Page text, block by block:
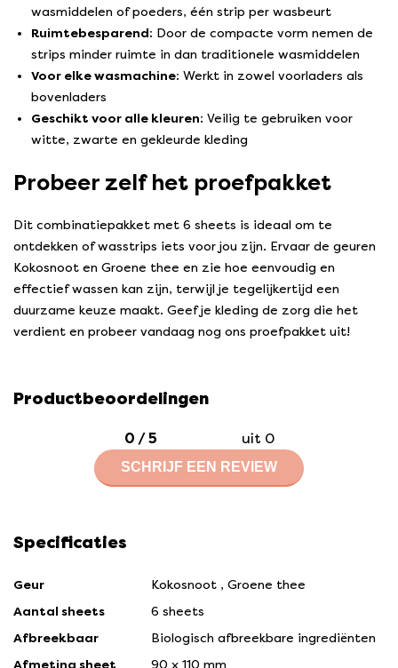
wasmiddelen of poeders, één strip per wasbeurt
Ruimtebesparend: Door de compacte vorm nemen de
strips minder ruimte in dan traditionele wasmiddelen
Voor elke wasmachine: Werkt in zowel voorladers als
bovenladers
Geschikt voor alle kleuren: Veilig te gebruiken voor
witte, zwarte en gekleurde kleding
Probeer zelf het proefpakket
Dit combinatiepakket met 6 sheets is ideaal om te
ontdekken of wasstrips iets voor jou zijn. Ervaar de geuren
Kokosnoot en Groene thee en zie hoe eenvoudig en
effectief wassen kan zijn, terwijl je tegelijkertijd een
duurzame keuze maakt. Geef je kleding de zorg die het
verdient en probeer vandaag nog ons proefpakket uit!
Productbeoordelingen
0 /5 uit 0
SCHRIJF EEN REVIEW
Specificaties
Geur Kokosnoot , Groene thee
Aantal sheets
6 sheets
Afbreekbaar
Biologisch afbreekbare ingrediënten